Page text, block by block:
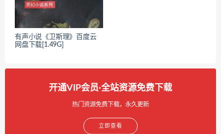
有声小说《卫斯理》百度云
网盘下载[1.49G]
开通VIP会员·全站资源免费下载
热门资源免费下载，永久更新
立即查看